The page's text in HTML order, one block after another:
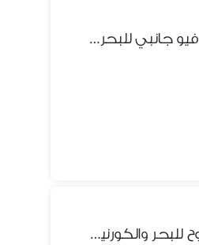
عرض اليوم فقط شقة للإيجار مفروش بميامي السياحية فيو جانبي للبحر والكورنيش
شقة مفروشة للإيجار بمنطقة ميامي السياحية فيو مفتوح للبحر والكورنيش بوضوح وقريبة لجميع مراكز التسوق والمولات والكافيهات والبرندات وحدائق المنتزه والمعمورة الشاطئ